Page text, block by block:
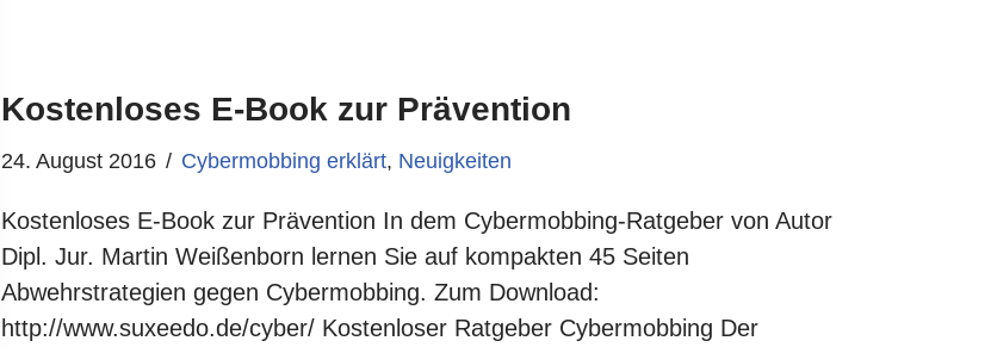
Kostenloses E-Book zur Prävention
24. August 2016 Cybermobbing erklärt, Neuigkeiten
Kostenloses E-Book zur Prävention In dem Cybermobbing-Ratgeber von Autor
Dipl. Jur. Martin Weißenborn lernen Sie auf kompakten 45 Seiten
Abwehrstrategien gegen Cybermobbing. Zum Download:
http://www.suxeedo.de/cyber/ Kostenloser Ratgeber Cybermobbing Der